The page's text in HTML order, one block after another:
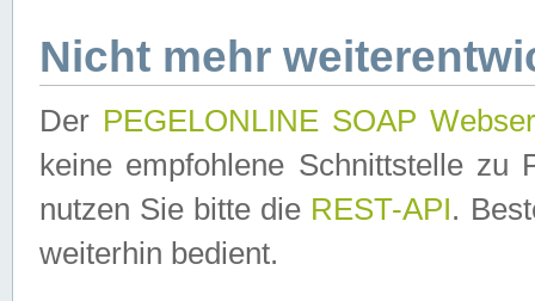
Nicht mehr
Der PEGELONLINE SOAP
keine empfohlene Schnittstelle zu
nutzen Sie bitte die REST-API.
weiterhin bedient.